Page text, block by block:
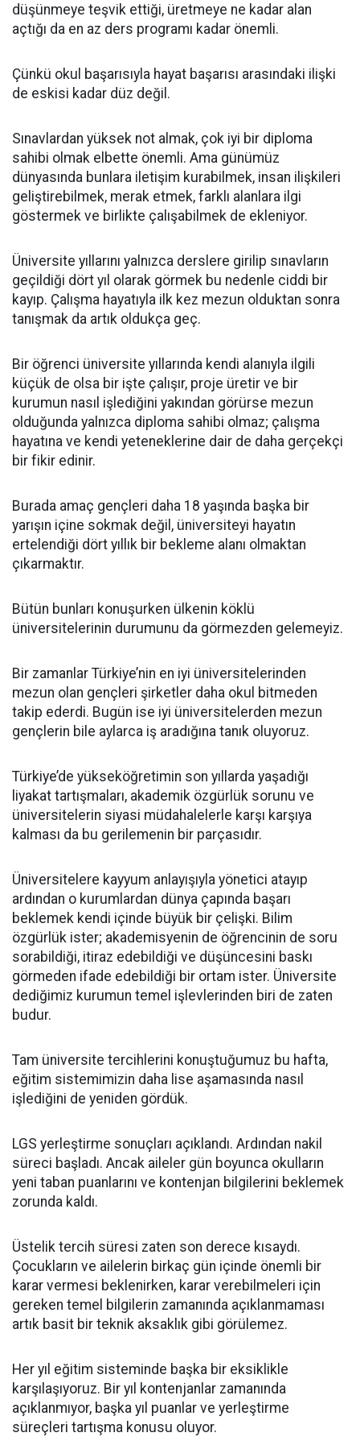
düşünmeye teşvik ettiği, üretmeye ne kadar alan
açtığı da en az ders programı kadar önemli.
Çünkü okul başarısıyla hayat başarısı arasındaki ilişki
de eskisi kadar düz değil.
Sınavlardan yüksek not almak, çok iyi bir diploma
sahibi olmak elbette önemli. Ama günümüz
dünyasında bunlara iletişim kurabilmek, insan ilişkileri
geliştirebilmek, merak etmek, farklı alanlara ilgi
göstermek ve birlikte çalışabilmek de ekleniyor.
Üniversite yıllarını yalnızca derslere girilip sınavların
geçildiği dört yıl olarak görmek bu nedenle ciddi bir
kayıp. Çalışma hayatıyla ilk kez mezun olduktan sonra
tanışmak da artık oldukça geç.
Bir öğrenci üniversite yıllarında kendi alanıyla ilgili
küçük de olsa bir işte çalışır, proje üretir ve bir
kurumun nasıl işlediğini yakından görürse mezun
olduğunda yalnızca diploma sahibi olmaz; çalışma
hayatına ve kendi yeteneklerine dair de daha gerçekçi
bir fikir edinir.
Burada amaç gençleri daha 18 yaşında başka bir
yarışın içine sokmak değil, üniversiteyi hayatın
ertelendiği dört yıllık bir bekleme alanı olmaktan
çıkarmaktır.
Bütün bunları konuşurken ülkenin köklü
üniversitelerinin durumunu da görmezden gelemeyiz.
Bir zamanlar Türkiye’nin en iyi üniversitelerinden
mezun olan gençleri şirketler daha okul bitmeden
takip ederdi. Bugün ise iyi üniversitelerden mezun
gençlerin bile aylarca iş aradığına tanık oluyoruz.
Türkiye’de yükseköğretimin son yıllarda yaşadığı
liyakat tartışmaları, akademik özgürlük sorunu ve
üniversitelerin siyasi müdahalelerle karşı karşıya
kalması da bu gerilemenin bir parçasıdır.
Üniversitelere kayyum anlayışıyla yönetici atayıp
ardından o kurumlardan dünya çapında başarı
beklemek kendi içinde büyük bir çelişki. Bilim
özgürlük ister; akademisyenin de öğrencinin de soru
sorabildiği, itiraz edebildiği ve düşüncesini baskı
görmeden ifade edebildiği bir ortam ister. Üniversite
dediğimiz kurumun temel işlevlerinden biri de zaten
budur.
Tam üniversite tercihlerini konuştuğumuz bu hafta,
eğitim sistemimizin daha lise aşamasında nasıl
işlediğini de yeniden gördük.
LGS yerleştirme sonuçları açıklandı. Ardından nakil
süreci başladı. Ancak aileler gün boyunca okulların
yeni taban puanlarını ve kontenjan bilgilerini beklemek
zorunda kaldı.
Üstelik tercih süresi zaten son derece kısaydı.
Çocukların ve ailelerin birkaç gün içinde önemli bir
karar vermesi beklenirken, karar verebilmeleri için
gereken temel bilgilerin zamanında açıklanmaması
artık basit bir teknik aksaklık gibi görülemez.
Her yıl eğitim sisteminde başka bir eksiklikle
karşılaşıyoruz. Bir yıl kontenjanlar zamanında
açıklanmıyor, başka yıl puanlar ve yerleştirme
süreçleri tartışma konusu oluyor.